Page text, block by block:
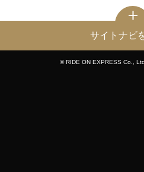
サイトナビ
© RIDE ON EXPRESS Co.,